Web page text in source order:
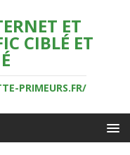
ET
CIBLÉ ET
PRIMEURS.FR/